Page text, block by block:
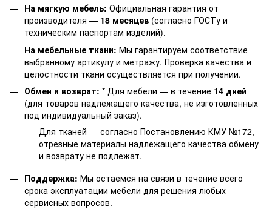
На мягкую мебель: Официальная гарантия от
производителя — 18 месяцев (согласно ГОСТу и
техническим паспортам изделий).
На мебельные ткани: Мы гарантируем соответствие
выбранному артикулу и метражу. Проверка качества и
целостности ткани осуществляется при получении.
Обмен и возврат: * Для мебели — в течение 14 дней
(для товаров надлежащего качества, не изготовленных
под индивидуальный заказ).
Для тканей — согласно Постановлению КМУ №172,
отрезные материалы надлежащего качества обмену
и возврату не подлежат.
Поддержка: Мы остаемся на связи в течение всего
срока эксплуатации мебели для решения любых
сервисных вопросов.